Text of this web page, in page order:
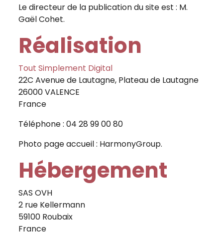
Le directeur de la publication du site est : M.
Gaël Cohet.
Réalisation
Tout Simplement Digital
22C Avenue de Lautagne, Plateau de Lautagne
26000 VALENCE
France
Téléphone : 04 28 99 00 80
Photo page accueil : HarmonyGroup.
Hébergement
SAS OVH
2 rue Kellermann
59100 Roubaix
France